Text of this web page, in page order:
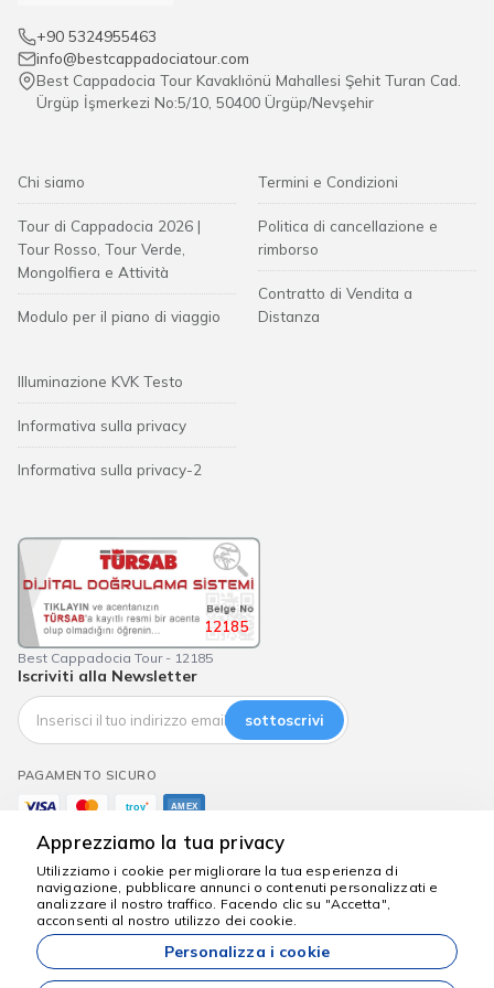
+90 5324955463
info@bestcappadociatour.com
Best Cappadocia Tour Kavaklıönü Mahallesi Şehit Turan Cad.
Ürgüp İşmerkezi No:5/10, 50400 Ürgüp/Nevşehir
Chi siamo
Tour di Cappadocia 2026 |
Tour Rosso, Tour Verde,
Mongolfiera e Attività
Modulo per il piano di viaggio
Termini e Condizioni
Politica di cancellazione e
rimborso
Contratto di Vendita a
Distanza
Illuminazione KVK Testo
Informativa sulla privacy
Informativa sulla privacy-2
12185
Best Cappadocia Tour - 12185
Iscriviti alla Newsletter
sottoscrivi
PAGAMENTO SICURO
Tutti i prezzi indicati sul nostro sito sono prezzi di partenza e sono
Apprezziamo la tua privacy
Utilizziamo i cookie per migliorare la tua esperienza di
navigazione, pubblicare annunci o contenuti personalizzati e
analizzare il nostro traffico. Facendo clic su "Accetta",
acconsenti al nostro utilizzo dei cookie.
Personalizza i cookie
Siamo qui per aiutarti